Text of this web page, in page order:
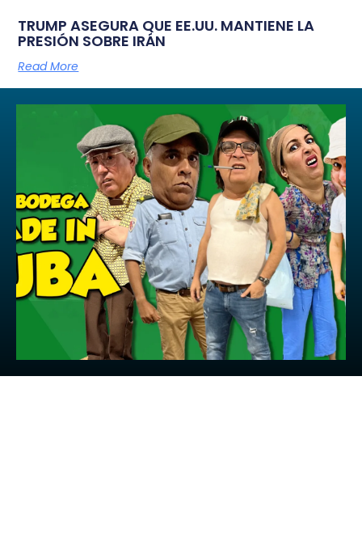
TRUMP ASEGURA QUE EE.UU. MANTIENE LA
PRESIÓN SOBRE IRÁN
Read More